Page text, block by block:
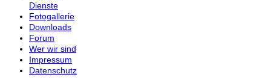
Dienste
Fotogallerie
Downloads
Forum
Wer wir sind
Impressum
Datenschutz